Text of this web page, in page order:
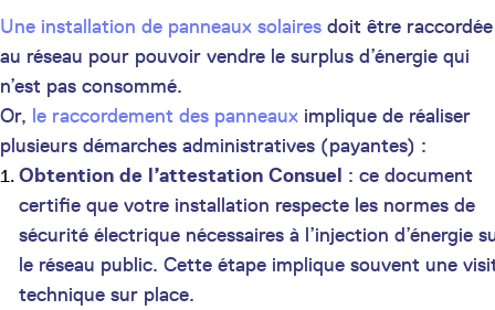
Une installation de panneaux solaires doit être raccordée
au réseau pour pouvoir vendre le surplus d’énergie qui
n’est pas consommé.
Or, le raccordement des panneaux implique de réaliser
plusieurs démarches administratives (payantes) :
Obtention de l’attestation Consuel : ce document
certifie que votre installation respecte les normes de
sécurité électrique nécessaires à l’injection d’énergie
le réseau public. Cette étape implique souvent une
technique sur place.